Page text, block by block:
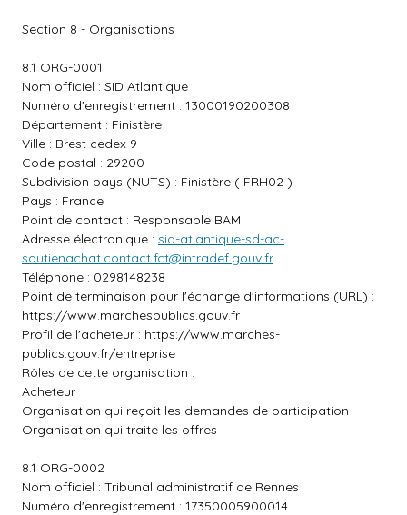
Section 8 - Organisations
8.1 ORG-0001
Nom officiel : SID Atlantique
Numéro d'enregistrement : 13000190200308
Département : Finistère
Ville : Brest cedex 9
Code postal : 29200
Subdivision pays (NUTS) : Finistère ( FRH02 )
Pays : France
Point de contact : Responsable BAM
Adresse électronique : sid-atlantique-sd-ac-
soutienachat.contact.fct@intradef.gouv.fr
Téléphone : 0298148238
Point de terminaison pour l'échange d'informations (URL) :
https://www.marchespublics.gouv.fr
Profil de l'acheteur : https://www.marches-
publics.gouv.fr/entreprise
Rôles de cette organisation :
Acheteur
Organisation qui reçoit les demandes de participation
Organisation qui traite les offres
8.1 ORG-0002
Nom officiel : Tribunal administratif de Rennes
Numéro d'enregistrement : 17350005900014